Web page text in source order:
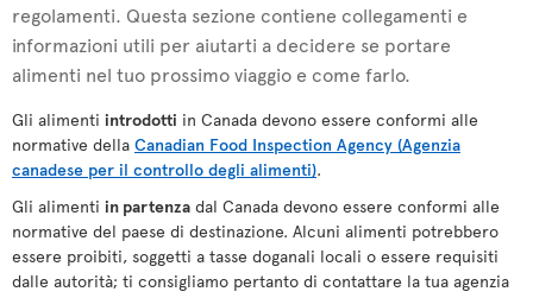
regolamenti. Questa sezione contiene collegamenti e
informazioni utili per aiutarti a decidere se portare
alimenti nel tuo prossimo viaggio e come farlo.
Gli alimenti introdotti in Canada devono essere conformi alle
normative della Canadian Food Inspection Agency (Agenzia
canadese per il controllo degli alimenti).
Gli alimenti in partenza dal Canada devono essere conformi alle
normative del paese di destinazione. Alcuni alimenti potrebbero
essere proibiti, soggetti a tasse doganali locali o essere requisiti
dalle autorità; ti consigliamo pertanto di contattare la tua agenzia